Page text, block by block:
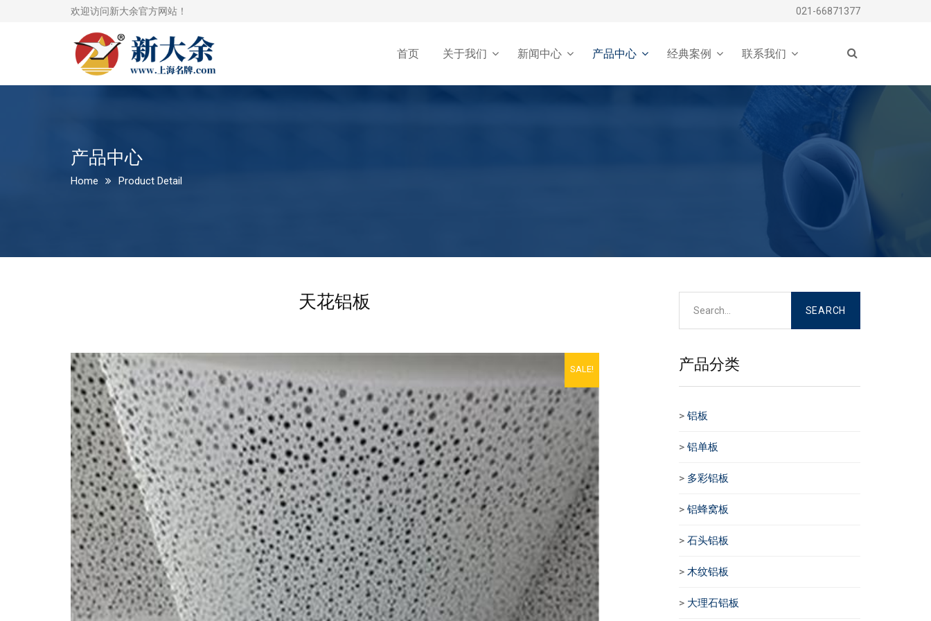
欢迎访问新大余官方网站！ 021-66871377
首页 关于我们 新闻中心 产品中心 经典案例 联系我们
产品中心
Home Product Detail
天花铝板
SALE! 产品分类
> 铝板
> 铝单板
> 多彩铝板
> 铝蜂窝板
> 石头铝板
> 木纹铝板
> 大理石铝板